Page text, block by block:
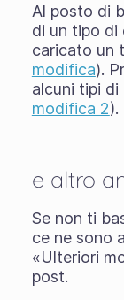
Al posto di
di un tipo di
caricato un
modifica).
alcuni tipi
modifica 2).
e altro
Se non ti
ce ne sono
«Ulteriori
post.